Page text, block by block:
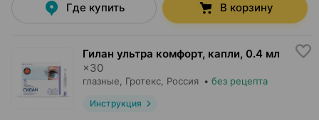
Где купить В корзину
Гилан ультра комфорт, капли, 0.4 мл
×30
глазные, Гротекс , Россия • без рецепта
Инструкция